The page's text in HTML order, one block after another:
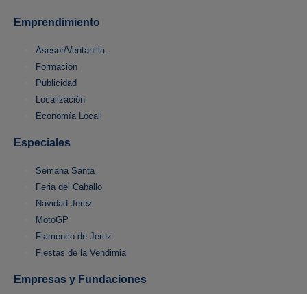
Emprendimiento
Asesor/Ventanilla
Formación
Publicidad
Localización
Economía Local
Especiales
Semana Santa
Feria del Caballo
Navidad Jerez
MotoGP
Flamenco de Jerez
Fiestas de la Vendimia
Empresas y Fundaciones